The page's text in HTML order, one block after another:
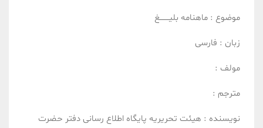
موضوع : ماهنامه بلیــــــــغ
زبان : فارسی
مولف :
مترجم :
نویسنده : هیئت تحریریه پایگاه اطلاع رسانی دفتر حضرت